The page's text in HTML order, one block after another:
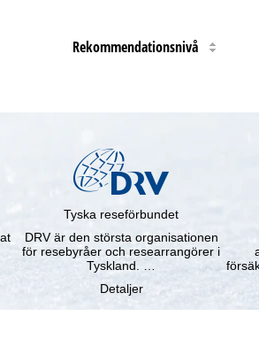
Rekommendationsnivå
Tyska reseförbundet
DRV är den största organisationen
för resebyråer och researrangörer i
Tyskland. …
Detaljer